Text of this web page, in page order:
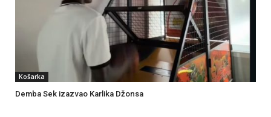
Košarka
Demba Sek izazvao Karlika Džonsa